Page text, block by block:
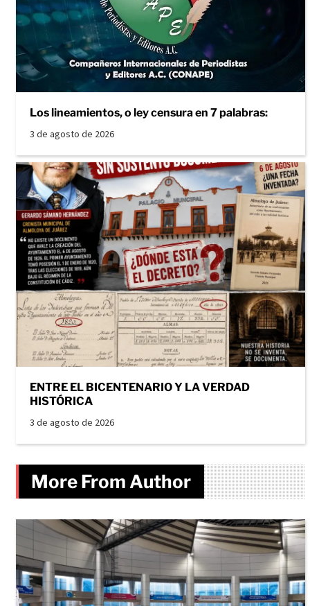
Los lineamientos, o ley censura en 7 palabras:
3 de agosto de 2026
ENTRE EL BICENTENARIO Y LA VERDAD
HISTÓRICA
3 de agosto de 2026
More From Author